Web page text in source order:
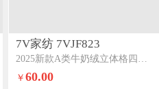
7V家纺 7VJF823
2025新款A类牛奶绒立体格四件套雕花绒夹棉床盖床笠四件套全工艺牛奶绒嫩黄
￥ 60.00